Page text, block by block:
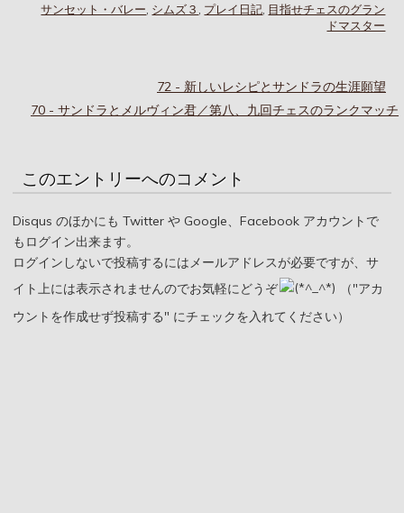
サンセット・バレー シムズ３ プレイ日記 目指せチェスのグラン
ドマスター
72 - 新しいレシピとサンドラの生涯願望
70 - サンドラとメルヴィン君／第八、九回チェスのランクマッチ
このエントリーへのコメント
Disqus のほかにも Twitter や Google、Facebook アカウントで
もログイン出来ます。
ログインしないで投稿するにはメールアドレスが必要ですが、サ
イト上には表示されませんのでお気軽にどうぞ
（"アカ
ウントを作成せず投稿する" にチェックを入れてください）